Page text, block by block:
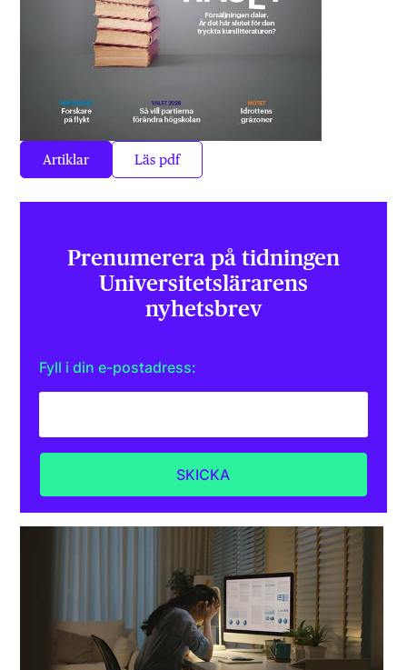
Artiklar Läs pdf
Prenumerera på tidningen
Universitets­lärarens
nyhetsbrev
Fyll i din e-postadress: